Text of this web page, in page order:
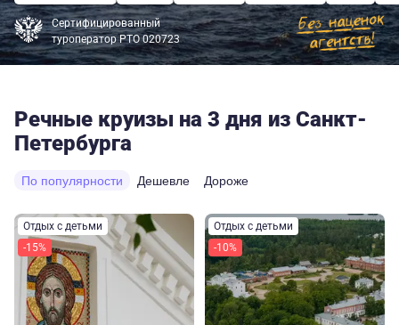
Сертифицированный
туроператор РТО 020723
Речные круизы на 3 дня из Санкт-
Петербурга
По популярности Дешевле Дороже
Отдых с детьми
-15%
Отдых с детьми
-10%